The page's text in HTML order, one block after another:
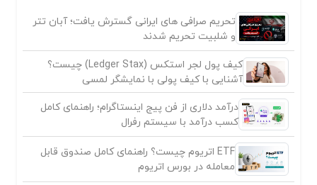
تحریم صرافی های ایرانی گسترش یافت؛ آبان تتر
و شلبیت تحریم شدند
کیف پول لجر استکس (Ledger Stax) چیست؟
آشنایی با کیف پولی با نمایشگر لمسی
درآمد دلاری از فن پیج اینستاگرام؛ راهنمای کامل
کسب درآمد با سیستم رفرال
ETF اتریوم چیست؟ راهنمای کامل صندوق قابل
معامله در بورس اتریوم